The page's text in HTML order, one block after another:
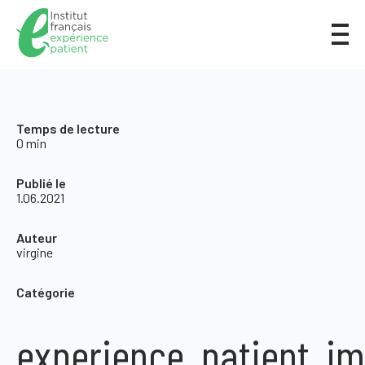
Temps de lecture
0 min
Publié le
1.06.2021
Auteur
virgine
Catégorie